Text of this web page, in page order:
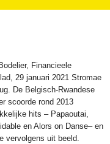
Financieele
29 januari 2021 Stromae
De Belgisch-Rwandese
scoorde rond 2013
hits – Papaoutai,
en Alors on Danse– en
vervolgens uit beeld.